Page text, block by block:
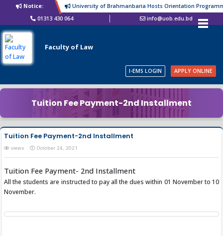
Notice:
University of Brahmanbaria Hosts Orientation Programme
01313 430 064
info@uob.edu.bd
Faculty of Law
I-EMS LOGIN APPLY ONLINE
Tuition Fee Payment-2nd Installment
Tuition Fee Payment-2nd Installment
views October 24, 2021
Tuition Fee Payment- 2nd Installment
All the students are instructed to pay all the dues within 01 November to 10
November.